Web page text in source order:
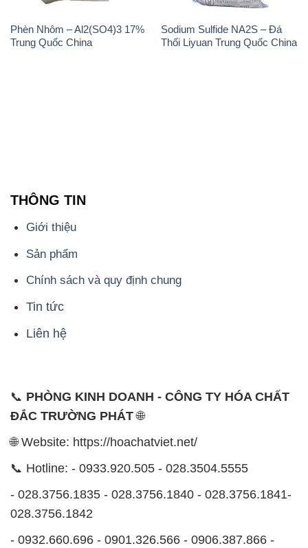
Phèn Nhôm – Al2(SO4)3 17%
Trung Quốc China
Sodium Sulfide NA2S – Đá
Thối Liyuan Trung Quốc China
THÔNG TIN
Giới thiệu
Sản phẩm
Chính sách và quy định chung
Tin tức
Liên hệ
📞 PHÒNG KINH DOANH - CÔNG TY HÓA CHẤT
ĐẮC TRƯỜNG PHÁT🌐
🌐 Website: https://hoachatviet.net/
📞 Hotline: - 0933.920.505 - 028.3504.5555
- 028.3756.1835 - 028.3756.1840 - 028.3756.1841-
028.3756.1842
- 0932.660.696 - 0901.326.566 - 0906.387.866 -